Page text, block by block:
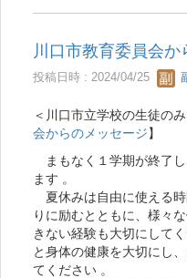
川口市教育委員会か
投稿日時 : 2024/04/25
＜川口市立学校の生徒の
会からのメッセージ】
まもなく１学期が終了
ます 。
夏休みは自由に使える時
りに励むとともに、様々
きない経験も大切にして
と身体の健康を大切にし
てください 。